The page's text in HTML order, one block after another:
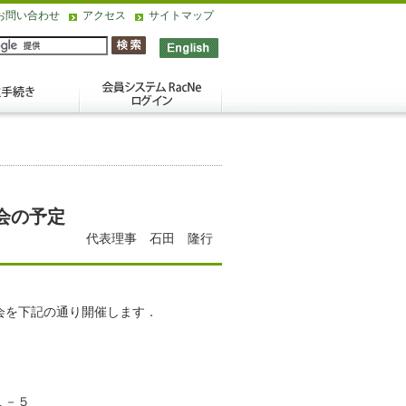
問い合わせ アクセス サイトマップ
の予定
代表理事 石田 隆行
下記の通り開催します．
５